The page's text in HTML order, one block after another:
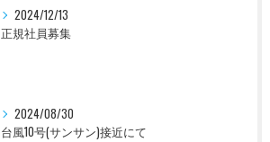
2024/12/13
正規社員募集
2024/08/30
台風10号(サンサン)接近にて